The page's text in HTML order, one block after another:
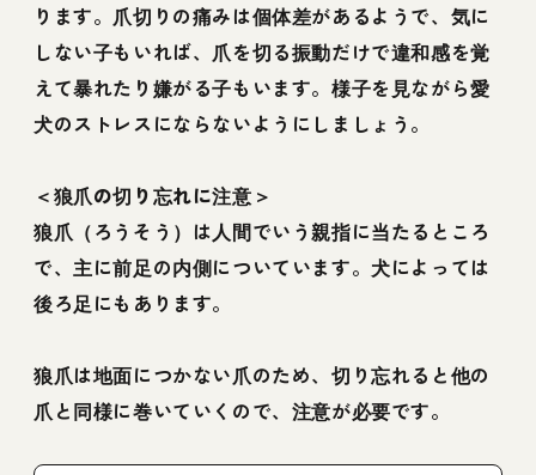
ります。爪切りの痛みは個体差があるようで、気に
しない子もいれば、爪を切る振動だけで違和感を覚
えて暴れたり嫌がる子もいます。様子を見ながら愛
犬のストレスにならないようにしましょう。
＜狼爪の切り忘れに注意＞
狼爪（ろうそう）は人間でいう親指に当たるところ
で、主に前足の内側についています。犬によっては
後ろ足にもあります。
狼爪は地面につかない爪のため、切り忘れると他の
爪と同様に巻いていくので、注意が必要です。